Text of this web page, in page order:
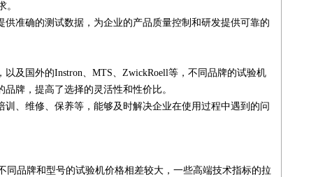
。
准确的测试数据，为企业的产品质量控制和研发提供可靠的
及国外的Instron、MTS、ZwickRoell等，不同品牌的试验机
牌，提高了选择的灵活性和性价比。
、维修、保养等，能够及时解决企业在使用过程中遇到的问
同品牌和型号的试验机价格相差较大，一些高端技术指标的拉